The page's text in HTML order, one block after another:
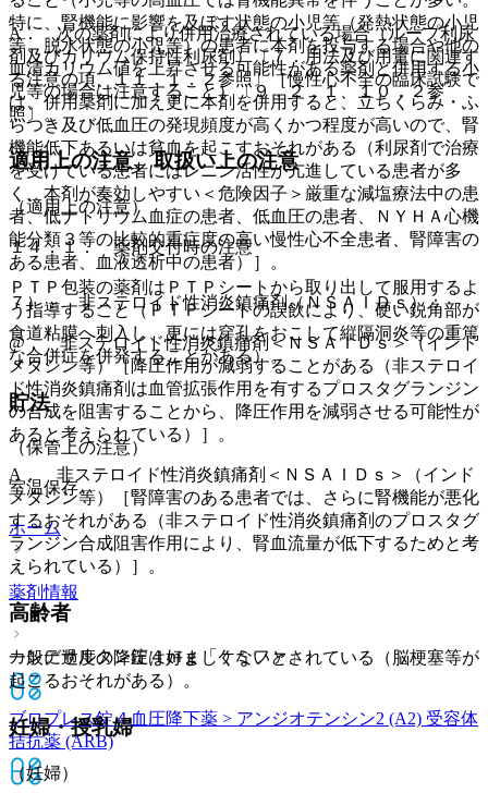
特に、腎機能に影響を及ぼす状態の小児等（発熱状態の小児
等、脱水状態の小児等）の患者に本剤を投与する場合や他の
血清カリウム値を上昇させる可能性がある薬剤と併用する小
児等の場合は注意すること）〔９．２．１、１０．２参
照〕。
適用上の注意、取扱い上の注意
（適用上の注意）
１４．１． 薬剤交付時の注意
ＰＴＰ包装の薬剤はＰＴＰシートから取り出して服用するよ
う指導すること（ＰＴＰシートの誤飲により、硬い鋭角部が
食道粘膜へ刺入し、更には穿孔をおこして縦隔洞炎等の重篤
な合併症を併発することがある）。
貯法
（保管上の注意）
室温保存。
ホーム
薬剤情報
カンデサルタン錠４ｍｇ「ケミファ」
ブロプレス錠４血圧降下薬 > アンジオテンシン2 (A2) 受容体
拮抗薬 (ARB)
A． 次の薬剤により併用治療されている場合（ループ利尿
剤及びカリウム保持性利尿剤）〔７．用法及び用量に関連す
る注意の項、１１．１．２参照〕［慢性心不全の臨床試験で
は、併用薬剤に加え更に本剤を併用すると、立ちくらみ・ふ
らつき及び低血圧の発現頻度が高くかつ程度が高いので、腎
機能低下あるいは貧血を起こすおそれがある（利尿剤で治療
を受けている患者にはレニン活性が亢進している患者が多
く、本剤が奏効しやすい＜危険因子＞厳重な減塩療法中の患
者、低ナトリウム血症の患者、低血圧の患者、ＮＹＨＡ心機
能分類３等の比較的重症度の高い慢性心不全患者、腎障害の
ある患者、血液透析中の患者）］。
７）． 非ステロイド性消炎鎮痛剤（ＮＳＡＩＤｓ）：
@． 非ステロイド性消炎鎮痛剤＜ＮＳＡＩＤｓ＞（インド
メタシン等）［降圧作用が減弱することがある（非ステロイ
ド性消炎鎮痛剤は血管拡張作用を有するプロスタグランジン
の合成を阻害することから、降圧作用を減弱させる可能性が
あると考えられている）］。
A． 非ステロイド性消炎鎮痛剤＜ＮＳＡＩＤｓ＞（インド
メタシン等）［腎障害のある患者では、さらに腎機能が悪化
するおそれがある（非ステロイド性消炎鎮痛剤のプロスタグ
ランジン合成阻害作用により、腎血流量が低下するためと考
えられている）］。
高齢者
一般に過度の降圧は好ましくないとされている（脳梗塞等が
起こるおそれがある）。
妊婦・授乳婦
（妊婦）